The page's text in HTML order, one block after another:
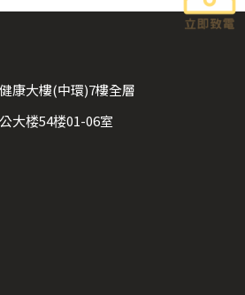
康大樓(中環)7樓全層
大楼54楼01-06室